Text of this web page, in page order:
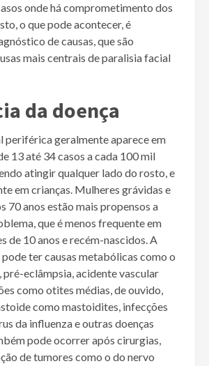
onde há comprometimento dos
o que pode acontecer, é
de causas, que são
mais centrais de paralisia facial
da doença
periférica geralmente aparece em
13 até 34 casos a cada 100 mil
atingir qualquer lado do rosto, e
em crianças. Mulheres grávidas e
70 anos estão mais propensos a
que é menos frequente em
de 10 anos e recém-nascidos. A
ter causas metabólicas como o
, pré-eclâmpsia, acidente vascular
como otites médias, de ouvido,
como mastoidites, infecções
da influenza e outras doenças
pode ocorrer após cirurgias,
de tumores como o do nervo